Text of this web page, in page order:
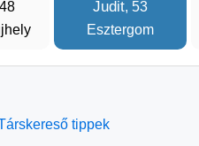
Judit, 53
Esztergom
tippek